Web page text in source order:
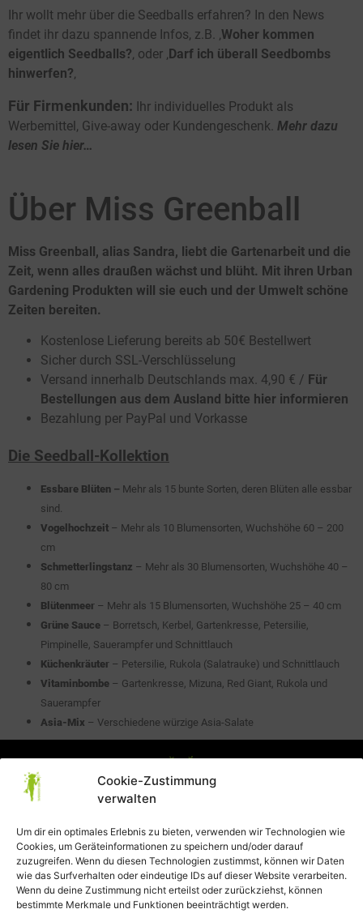
Cookie-Zustimmung
verwalten
Um dir ein optimales Erlebnis zu bieten, verwenden wir Technologien wie
Cookies, um Geräteinformationen zu speichern und/oder darauf
zuzugreifen. Wenn du diesen Technologien zustimmst, können wir Daten
wie das Surfverhalten oder eindeutige IDs auf dieser Website verarbeiten.
Wenn du deine Zustimmung nicht erteilst oder zurückziehst, können
bestimmte Merkmale und Funktionen beeinträchtigt werden.
Ihr wollt mehr über die Seedballs erfahren? In den News
findet ihr dazu spannende Infos, z.B. ‚ Woher kommen
eigentlich Seedballs? ‚ oder ‚ Darf ich überall Seedbombs
hinwerfen?
Für Firmenkunden:
Ihr individuelles Produkt als
Werbemittel, Give-away oder Kundengeschenk. Mehr dazu
lesen Sie hier…
Über Miss Greenball
Miss Greenball, alias Sandra, liebt die Gartenarbeit und die
Zeit, wenn alles draußen wächst und blüht. Mit ihren Urban
Gardening Produkten will sie euch und der Umwelt schöne
Zeiten bereiten.
Kostenlose Lieferung bereits ab 50€ Bestellwert
Sicher durch SSL-Verschlüsselung
Versand innerhalb Deutschlands max. 4,90 € / Für
Bestellungen aus dem Ausland bitte hier informieren
Bezahlung per PayPal und Vorkasse
Die Seedball-Kollektion
Essbare Blüten – Mehr als 15 bunte Sorten, deren Blüten alle essbar
sind.
Vogelhochzeit – Mehr als 10 Blumensorten, Wuchshöhe 60 – 200
cm
Schmetterlingstanz – Mehr als 30 Blumensorten, Wuchshöhe 40 –
80 cm
Blütenmeer – Mehr als 15 Blumensorten, Wuchshöhe 25 – 40 cm
Grüne Sauce – Borretsch, Kerbel, Gartenkresse, Petersilie,
Pimpinelle, Sauerampfer und Schnittlauch
Küchenkräuter – Petersilie, Rukola (Salatrauke) und Schnittlauch
Vitaminbombe – Gartenkresse, Mizuna, Red Giant, Rukola und
Sauerampfer
Asia-Mix – Verschiedene würzige Asia-Salate
Datenschutzerklärung
AGB